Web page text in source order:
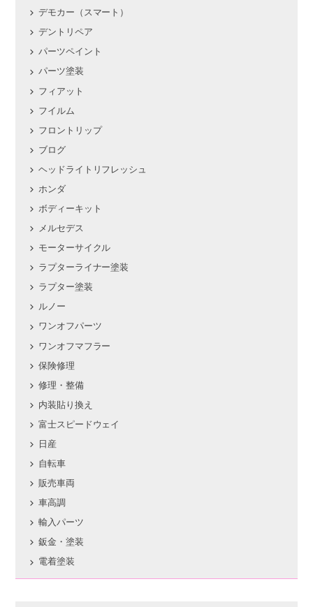
デモカー（スマート）
デントリペア
パーツペイント
パーツ塗装
フィアット
フイルム
フロントリップ
ブログ
ヘッドライトリフレッシュ
ホンダ
ボディーキット
メルセデス
モーターサイクル
ラプターライナー塗装
ラプター塗装
ルノー
ワンオフパーツ
ワンオフマフラー
保険修理
修理・整備
内装貼り換え
富士スピードウェイ
日産
自転車
販売車両
車高調
輸入パーツ
鈑金・塗装
電着塗装